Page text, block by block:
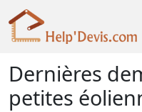
Dernières
petites